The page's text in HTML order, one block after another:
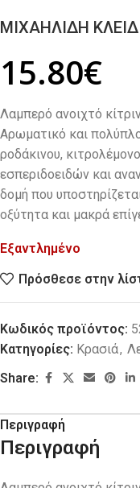
ΜΙΧΑΗΛΙΔΗ
15.80€
Λαµπερό ανοιχτό
Αρωµατικό και
ροδάκινου,
εσπεριδοειδών και
δοµή που
οξύτητα και µακρά
Εξαντλημένο
Πρόσθεσε στην
Κωδικός προϊόντος:
Κατηγορίες: Κρασιά,
Share:
Περιγραφή
Περιγραφή